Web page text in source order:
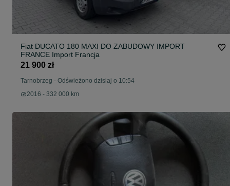
Fiat DUCATO 180 MAXI DO ZABUDOWY IMPORT
FRANCE Import Francja
21 900 zł
Tarnobrzeg - Odświeżono dzisiaj o 10:54
2016 - 332 000 km